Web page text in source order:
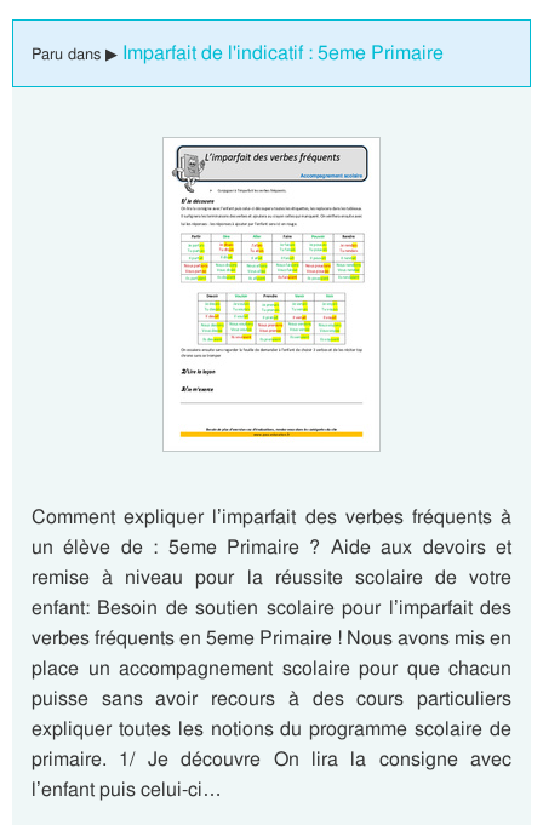
Paru dans ▶ Imparfait de l'indicatif : 5eme Primaire
Comment expliquer l’imparfait des verbes fréquents à
un élève de : 5eme Primaire ? Aide aux devoirs et
remise à niveau pour la réussite scolaire de votre
enfant: Besoin de soutien scolaire pour l’imparfait des
verbes fréquents en 5eme Primaire ! Nous avons mis en
place un accompagnement scolaire pour que chacun
puisse sans avoir recours à des cours particuliers
expliquer toutes les notions du programme scolaire de
primaire. 1/ Je découvre On lira la consigne avec
l’enfant puis celui-ci…